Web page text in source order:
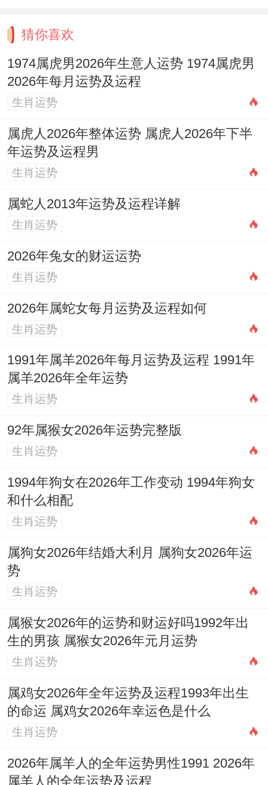
2026丙午年平安健康运势
「火炎土燥」、是本年健康运势的重要基
调。寅木遇午火，木气被泄过度，需重点关
注肝胆为你，神经为你及眼睛的健康，易出
现失眠多梦，头晕目眩、肝火旺盛，血压不
稳等问题。
伤官亦主外伤与血光。从事机械，运动或经
常驾车出行者，须格外注意安全，防范突发
事故，夏季（农历四、五、六月）火势最
旺，是上述问题的高发期，需避免熬夜，暴
饮暴食及过量饮酒。
随着事业奔波，驿马星动，出差旅行频繁，
需注意劳逸结合，防范水土不服及肠胃急
挂】 ，借助其平安出行的寓意，为频繁的移
动增添一份安定保障，通过定期体检、增加
旺的火气，养护木之根本。
农历正月（庚寅月）：比肩坐禄。人脉条件
活跃，事业开局有得力助手或合作伙伴出
账少，健康注意旧疾复发。
农历二月（辛卯月）：官星合身。事业上得
上级认可或官方助力，是建立秩序、规范流
程的好时机，正财稳定，但卯午相破，暗藏
小人谨言慎行。
农历三月（壬辰月）：偏印坐库，灵感迸
发，利于研究、策划等幕后工作。财库被
冲，有意外开销或财务计划变更。家庭事务
需多费心。
猜你喜欢
1974属虎男2026年生意人运势 1974属虎男
2026年每月运势及运程
生肖运势
属虎人2026年整体运势 属虎人2026年下半
年运势及运程男
生肖运势
属蛇人2013年运势及运程详解
生肖运势
2026年兔女的财运运势
生肖运势
2026年属蛇女每月运势及运程如何
生肖运势
1991年属羊2026年每月运势及运程 1991年
属羊2026年全年运势
生肖运势
92年属猴女2026年运势完整版
生肖运势
1994年狗女在2026年工作变动 1994年狗女
和什么相配
生肖运势
属狗女2026年结婚大利月 属狗女2026年运
势
生肖运势
属猴女2026年的运势和财运好吗1992年出
生的男孩 属猴女2026年元月运势
生肖运势
属鸡女2026年全年运势及运程1993年出生
的命运 属鸡女2026年幸运色是什么
生肖运势
2026年属羊人的全年运势男性1991 2026年
属羊人的全年运势及运程